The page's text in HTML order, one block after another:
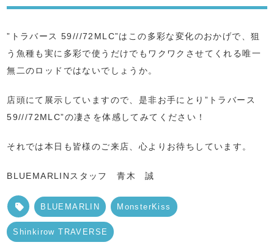
”トラバース 59///72MLC”はこの多彩な変化のおかげで、狙
う魚種も実に多彩で使うだけでもワクワクさせてくれる唯一
無二のロッドではないでしょうか。
店頭にて展示していますので、是非お手にとり”トラバース
59///72MLC”の凄さを体感してみてください！
それでは本日も皆様のご来店、心よりお待ちしています。
BLUEMARLINスタッフ 青木 誠
BLUEMARLIN MonsterKiss
Shinkirow TRAVERSE